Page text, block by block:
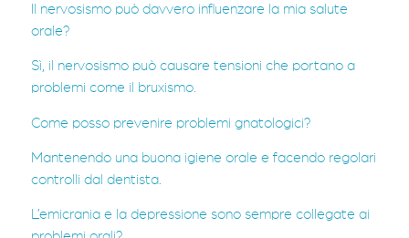
Il nervosismo può davvero influenzare la mia salute
orale?
Sì, il nervosismo può causare tensioni che portano a
problemi come il bruxismo.
Come posso prevenire problemi gnatologici?
Mantenendo una buona igiene orale e facendo regolari
controlli dal dentista.
L’emicrania e la depressione sono sempre collegate ai